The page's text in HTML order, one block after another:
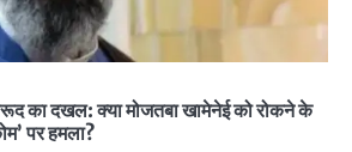
का दखल: क्या मोजतबा खामेनेई को रोकने के
पर हमला?